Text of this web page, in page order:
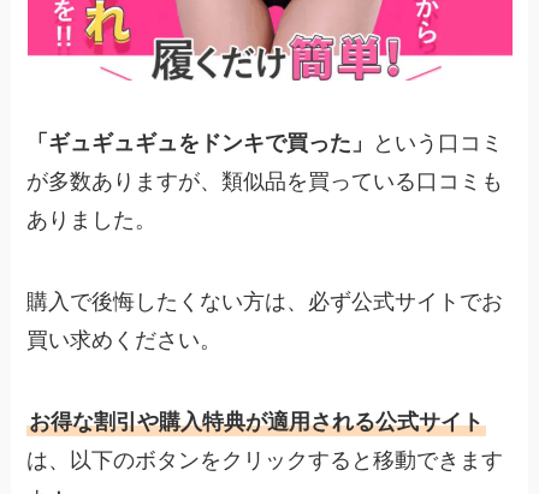
「ギュギュギュをドンキで買った」
という口コミ
が多数ありますが、類似品を買っている口コミも
ありました。
購入で後悔したくない方は、必ず公式サイトでお
買い求めください。
お得な割引や購入特典が適用される公式サイト
は、以下のボタンをクリックすると移動できます